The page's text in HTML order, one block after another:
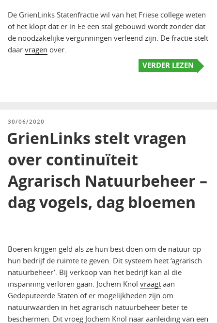
De GrienLinks Statenfractie wil van het Friese college weten
of het klopt dat er in Ee een stal gebouwd wordt zonder dat
de noodzakelijke vergunningen verleend zijn. De fractie stelt
daar vragen over.
VERDER LEZEN
GEPLAATST
30/06/2020
GrienLinks stelt vragen
over continuïteit
Agrarisch Natuurbeheer –
dag vogels, dag bloemen
Boeren krijgen geld als ze hun best doen om de natuur op
hun bedrijf de ruimte te geven. Dit systeem heet ‘agrarisch
natuurbeheer’. Bij verkoop van het bedrijf kan al die
inspanning verloren gaan. Jochem Knol vraagt aan
Gedeputeerde Staten of er mogelijkheden zijn om
natuurwaarden in het agrarisch natuurbeheer beter te
beschermen. Dit vroeg Jochem Knol naar aanleiding van een